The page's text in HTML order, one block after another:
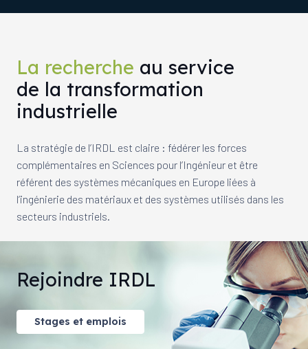
La recherche au service
de la transformation
industrielle
La stratégie de l’IRDL est claire : fédérer les forces
complémentaires en Sciences pour l’Ingénieur et être
référent des systèmes mécaniques en Europe liées à
l’ingénierie des matériaux et des systèmes utilisés dans les
secteurs industriels.
Rejoindre IRDL
Stages et emplois